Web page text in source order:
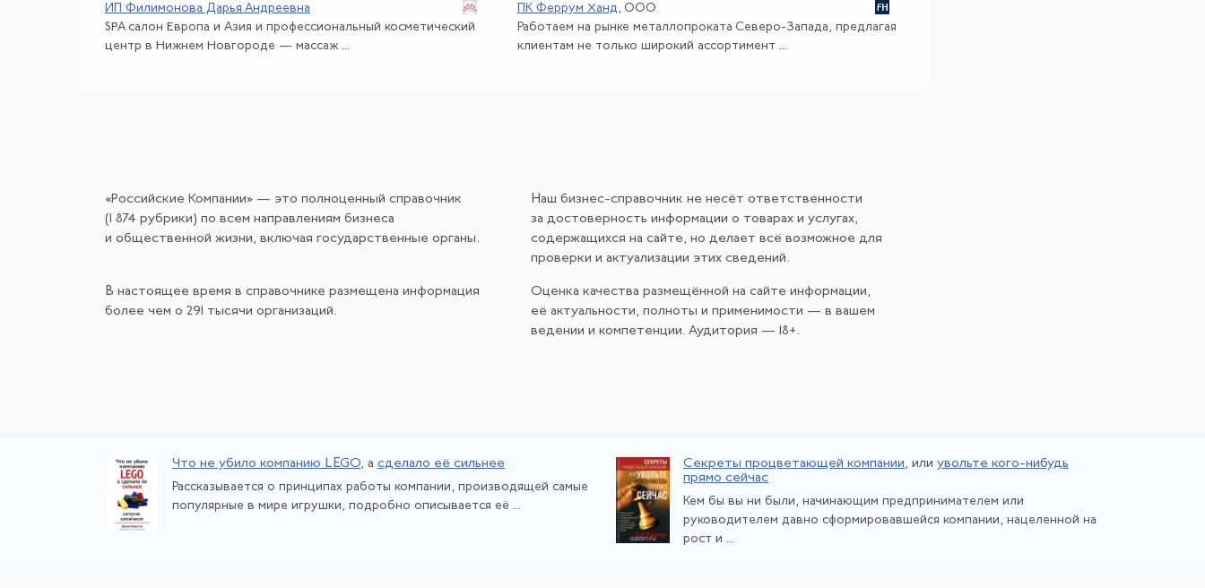
ИП Филимонова Дарья Андреевна
SPA салон Европа и Азия и профессиональный косметический
центр в Нижнем Новгороде — массаж ...
ПК Феррум Ханд , ООО
Работаем на рынке металлопроката Северо-Запада, предлагая
клиентам не только широкий ассортимент ...
«Российские Компании» — это полноценный справочник
(1 874 рубрики) по всем направлениям бизнеса
и общественной жизни, включая государственные органы.
Наш бизнес-справочник не несёт ответственности
за достоверность информации о товарах и услугах,
содержащихся на сайте, но делает всё возможное для
проверки и актуализации этих сведений.
В настоящее время в справочнике размещена информация
более чем о 291 тысячи организаций.
Оценка качества размещённой на сайте информации,
её актуальности, полноты и применимости — в вашем
ведении и компетенции. Аудитория — 18+.
Что не убило компанию LEGO, а сделало её сильнее
Рассказывается о принципах работы компании, производящей самые
популярные в мире игрушки, подробно описывается её ...
Секреты процветающей компании, или увольте кого-нибудь
прямо сейчас
Кем бы вы ни были, начинающим предпринимателем или
руководителем давно сформировавшейся компании, нацеленной на
рост и ...